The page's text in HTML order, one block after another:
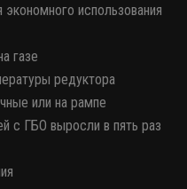
использования
газе
редуктора
или на рампе
с ГБО выросли в пять раз